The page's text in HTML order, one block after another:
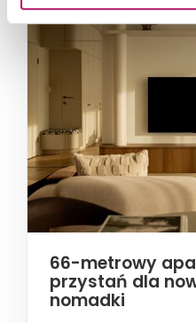
66-metrowy
przystań dla
nomadki